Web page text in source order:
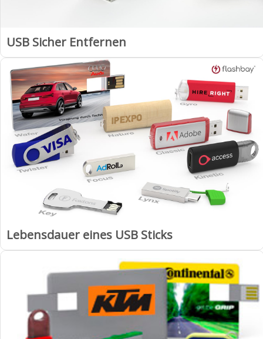
USB Sicher Entfernen
Lebensdauer eines USB Sticks